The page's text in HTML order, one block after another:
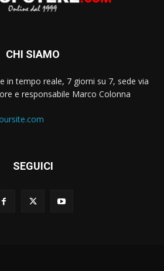
CHI SIAMO
in tempo reale, 7 giorni su 7, sede via
e responsabile Marco Colonna
SEGUICI